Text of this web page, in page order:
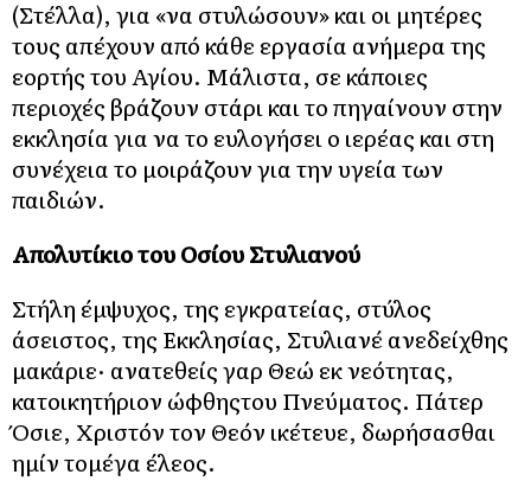
(Στέλλα), για «να στυλώσουν» και οι μητέρες
τους απέχουν από κάθε εργασία ανήμερα της
εορτής του Αγίου. Μάλιστα, σε κάποιες
περιοχές βράζουν στάρι και το πηγαίνουν στην
εκκλησία για να το ευλογήσει ο ιερέας και στη
συνέχεια το μοιράζουν για την υγεία των
παιδιών.
Απολυτίκιο του Οσίου Στυλιανού
Στήλη έμψυχος, της εγκρατείας, στύλος
άσειστος, της Εκκλησίας, Στυλιανέ ανεδείχθης
μακάριε· ανατεθείς γαρ Θεώ εκ νεότητας,
κατοικητήριον ώφθηςτου Πνεύματος. Πάτερ
Όσιε, Χριστόν τον Θεόν ικέτευε, δωρήσασθαι
ημίν τομέγα έλεος.